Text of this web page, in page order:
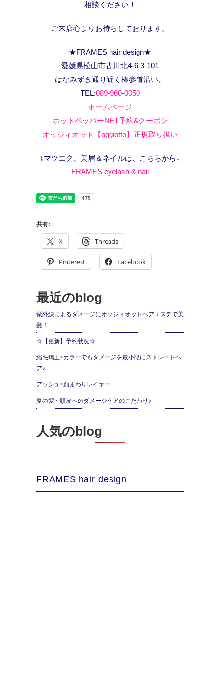
相談ください！
ご来店心よりお待ちしております。
★FRAMES hair design★
愛媛県松山市古川北4-6-3-101
はなみずき通り近く椿参道沿い。
TEL:089-960-0050
ホームページ
ホットペッパーNET予約&クーポン
オッジィオット【oggiotto】正規取り扱い
↓マツエク、美眉＆ネイルは、こちらから↓
FRAMES eyelash & nail
共有:
X Threads
Pinterest Facebook
最近のblog
紫外線によるダメージにオッジィオットヘアエステで美
髪！
☆【更新】予約状況☆
縮毛矯正×カラーでもダメージを最小限にストレートヘ
ア♪
アッシュ×顔まわりレイヤー
夏の髪・頭皮へのダメージケアのこだわり♪
人気のblog
FRAMES hair design